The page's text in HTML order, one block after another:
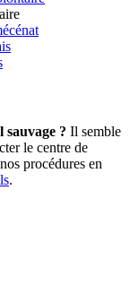
sauvage ? Il semble
le centre de
procédures en
.